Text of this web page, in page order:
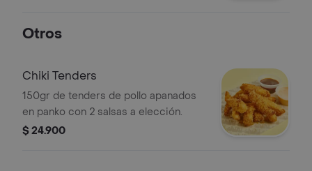
Otros
Chiki Tenders
150gr de tenders de pollo apanados
en panko con 2 salsas a elección.
$ 24.900